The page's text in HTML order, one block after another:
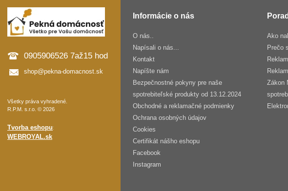
0905906526 7až15 hod
shop@pekna-domacnost.sk
Všetky práva vyhradené.
R.P.M. s.r.o. © 2026
Tvorba eshopu:
WEBROYAL.sk
Informácie o nás
O nás..
Napísali o nás...
Kontakt
Napíšte nám
Bezpečnostné pokyny pre naše
spotrebiteľské produkty od 13.12.2024
Obchodné a reklamačné podmienky
Ochrana osobných údajov
Cookies
Certifikát nášho eshopu
Facebook
Instagram
Ako
Prečo
Zákon